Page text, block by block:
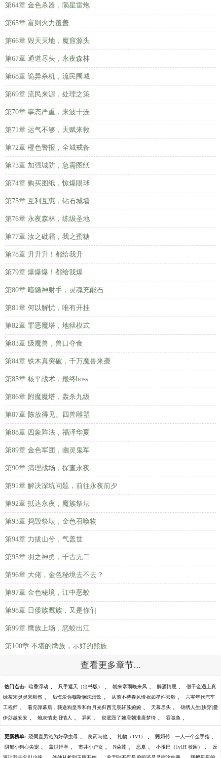
第64章 金色杀器，陨星雷炮
第65章 富则火力覆盖
第66章 毁天灭地，魔窟源头
第67章 通道尽头，永夜森林
第68章 诡异杀机，流民围城
第69章 流民来源，处理之策
第70章 事态严重，来波十连
第71章 运气不够，天赋来救
第72章 橙色警报，全城戒备
第73章 加强城防，急需图纸
第74章 购买图纸，惊爆眼球
第75章 互利互惠，钻石城墙
第76章 永夜森林，练级圣地
第77章 汝之砒霜，我之蜜糖
第78章 升升升！都给我升
第79章 爆爆爆！都给我爆
第80章 暗隐神射手，灵魂充能石
第81章 何以解忧，唯有开挂
第82章 罪恶魔塔，地狱模式
第83章 级魔兽，兽口夺食
第84章 铁木真突破，千万魔兽来袭
第85章 核平战术，最终boss
第86章 附魔魔塔，轰杀九级
第87章 陈放得见。四兽雕塑
第88章 四象阵法，福泽华夏
第89章 金色军团，幽灵鬼军
第90章 清理战场，探查永夜
第91章 解决深坑问题，前往永夜前夕
第92章 抵达永夜，魔族祭坛
第93章 捣毁祭坛，金色召唤物
第94章 力拔山兮，气盖世
第95章 羽之神勇，千古无二
第96章 大佬，金色秘境去不去？
第97章 金色秘境，江中恶蛟
第98章 日倭族鹰族，又是你们
第99章 鹰族上场，恶蛟出江
第100章 不堪的鹰族，示好的熊族
查看更多章节...
热门点击: 暗香浮动 、 只手遮天（出书版） 、 朝来寒雨晚来风 、 醉酒情思 、 假千金遇上真
绿茶宋灵灵宋毅然 、 后悔爱你穆斯澜沈清欢 、 从前不待春风慢祝如星许云毅 、 六零年代汽车
工程师 、 看见弹幕后，我送狗皇帝和白月光归西元辰轩苏婉婉 、 天幕尽头 、 锦绣人生[快穿]爱
伊莎越安安 、 炮灰情史旧情人 、 异间 、 彻底毁了她唐朝淮唐梦绮 、 吞噬鱼 、
更新榜单: 恐同直男沦为好孕虫母 、 良药与他 、 礼物（1V1） 、 甄嬛传：一人一个金手指 、
阴郁小狗心尖宠 、 盖世悍卒 、 市井小户女 、 N朵莲 、 恶夏 、 小哑巴（1v1H 校园） 、 反